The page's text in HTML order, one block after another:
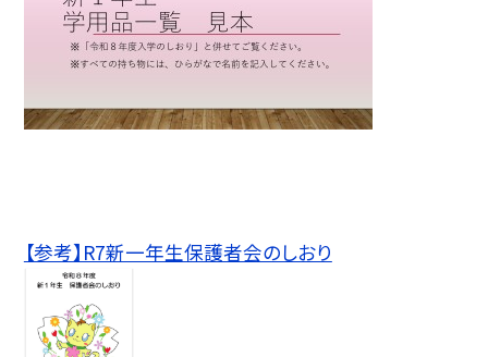
【参考】R7新一年生保護者会のしおり